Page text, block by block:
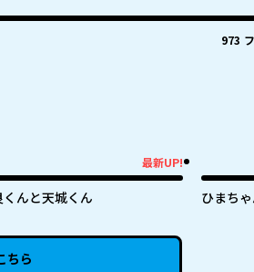
973
最新UP!
くんと天城くん ひまち
ちら